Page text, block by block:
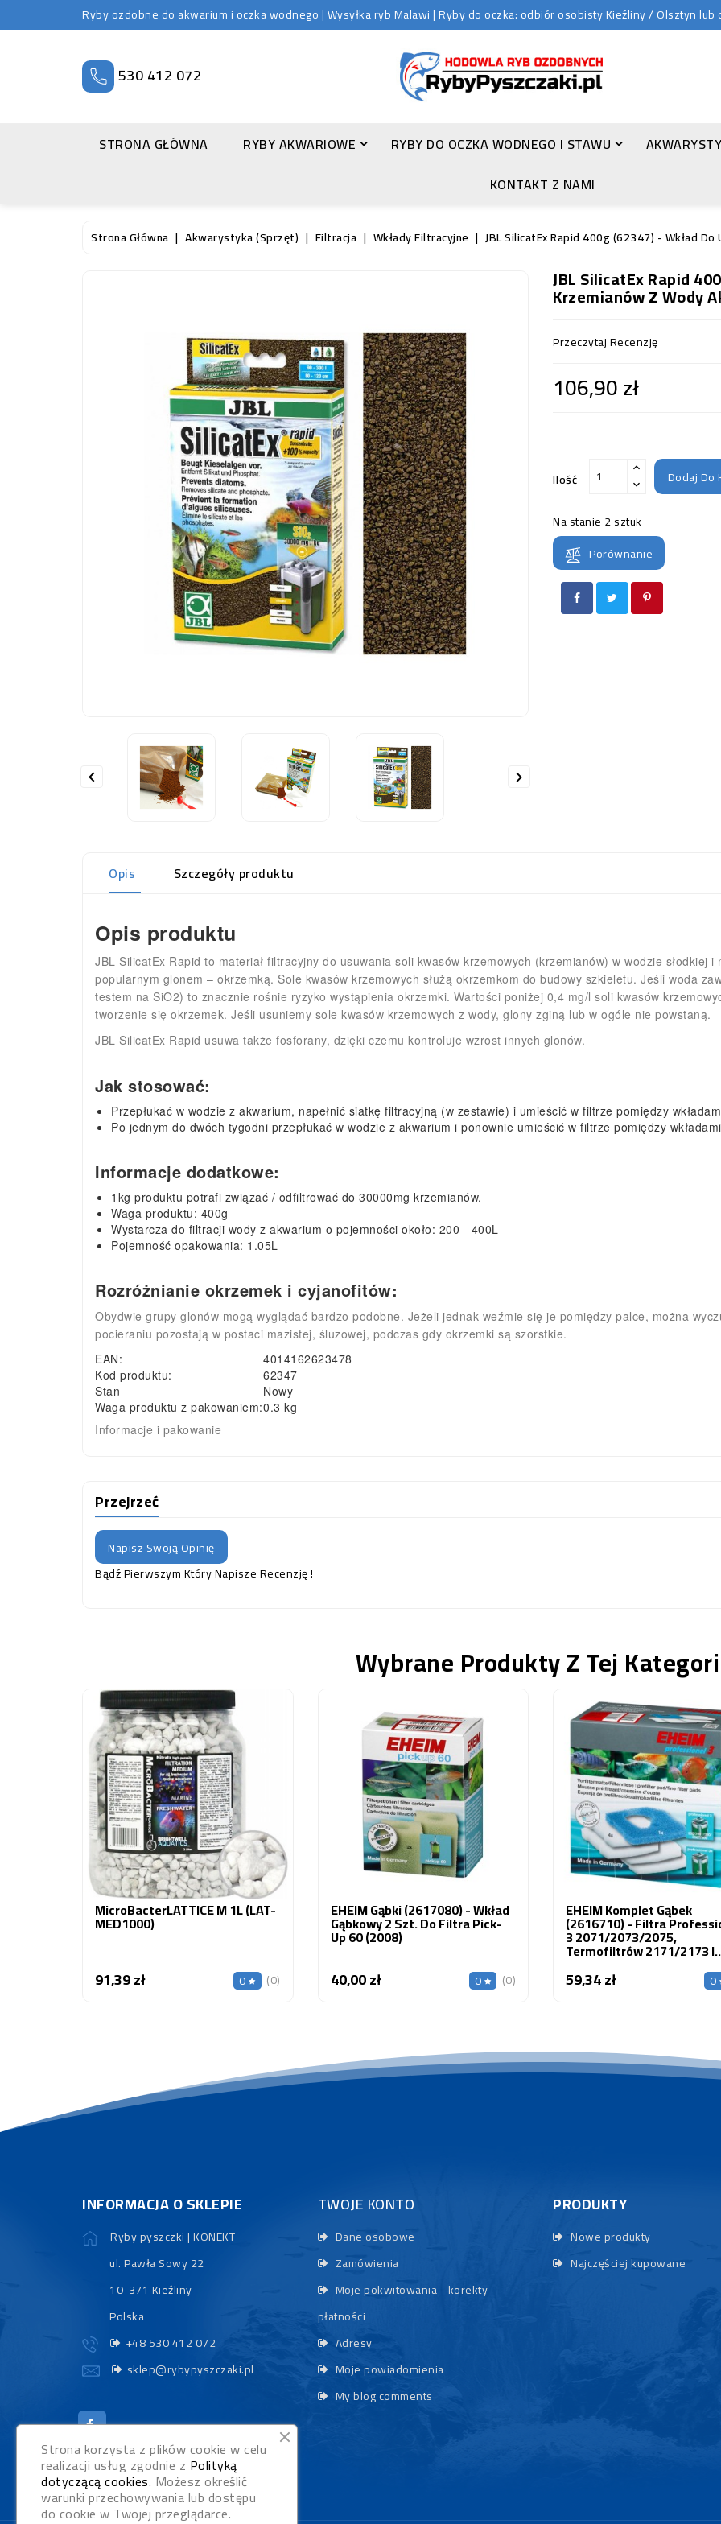
Ryby ozdobne do akwarium i oczka wodnego | Wysyłka ryb Malawi | Ryby do oczka: odbiór osobisty Kieźliny / Olsztyn
530 412 072
STRONA GŁÓWNA RYBY AKWARIOWE RYBY DO OCZKA WODNEGO I STAWU
KONTAKT Z NAMI
Strona Główna Akwarystyka (sprzęt) Filtracja Wkłady Filtracyjne JBL SilicatEx Rapid 400g (62347) - Wkład
 
JBL SilicatEx Rapid
Krzemianów Z Wody
Przeczytaj Recenzję
106,90 zł
Ilość Dodaj Do
Na stanie 2 sztuk
Porównanie
Opis Szczegóły produktu
Opis produktu
JBL SilicatEx Rapid to materiał filtracyjny do usuwania soli kwasów krzemowych (krzemianów) w wodzie słodkiej
popularnym glonem – okrzemką. Sole kwasów krzemowych służą okrzemkom do budowy szkieletu. Jeśli woda
testem na SiO2) to znacznie rośnie ryzyko wystąpienia okrzemki. Wartości poniżej 0,4 mg/l soli kwasów
tworzenie się okrzemek. Jeśli usuniemy sole kwasów krzemowych z wody, glony zginą lub w ogóle nie powstaną.
JBL SilicatEx Rapid usuwa także fosforany, dzięki czemu kontroluje wzrost innych glonów.
Jak stosować:
Przepłukać w wodzie z akwarium, napełnić siatkę filtracyjną (w zestawie) i umieścić w filtrze pomiędzy
Po jednym do dwóch tygodni przepłukać w wodzie z akwarium i ponownie umieścić w filtrze pomiędzy
Informacje dodatkowe:
1kg produktu potrafi związać / odfiltrować do 30000mg krzemianów.
Waga produktu: 400g
Wystarcza do filtracji wody z akwarium o pojemności około: 200 - 400L
Pojemność opakowania: 1.05L
Rozróżnianie okrzemek i cyjanofitów:
Obydwie grupy glonów mogą wyglądać bardzo podobne. Jeżeli jednak weźmie się je pomiędzy palce, można
pocieraniu pozostają w postaci mazistej, śluzowej, podczas gdy okrzemki są szorstkie.
Informacje i pakowanie
EAN:
4014162623478
Kod produktu:
62347
Stan
Nowy
Waga produktu z pakowaniem:0.3 kg
Przejrzeć
Napisz Swoją Opinię
Bądź Pierwszym Który Napisze Recenzję !
Wybrane Produkty Z Tej
MicroBacterLATTICE M 1L (LAT-
MED1000)
91,39 złCena 0 (0)
EHEIM Gąbki (2617080) - Wkład
Gąbkowy 2 Szt. Do Filtra Pick-
Up 60 (2008)
40,00 złCena 0 (0)
EHEIM Komplet Gąbek
(2616710) - Filtra
3 2071/2073/2075,
Termofiltrów 2171/2173 I
Professionel 3e 2074
59,34 złCena 0
INFORMACJA O SKLEPIE
Ryby pyszczki | KONEKT
ul. Pawła Sowy 22
10-371 Kieźliny
Polska
+48 530 412 072
sklep@rybypyszczaki.pl
TWOJE KONTO
Dane osobowe
Zamówienia
Moje pokwitowania - korekty
płatności
Adresy
Moje powiadomienia
My blog comments
PRODUKTY
Nowe produkty
Najczęściej kupowane
Strona korzysta z plików cookie w celu
realizacji usług zgodnie z Polityką
dotyczącą cookies. Możesz określić
warunki przechowywania lub dostępu
do cookie w Twojej przeglądarce.